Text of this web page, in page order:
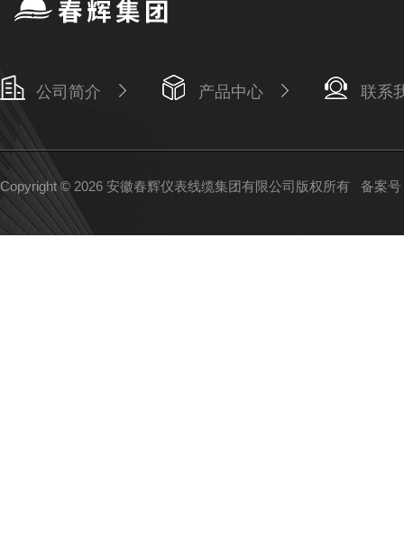
公司简介 产品中心 联系
Copyright © 2026 安徽春辉仪表线缆集团有限公司版权所有 备案号